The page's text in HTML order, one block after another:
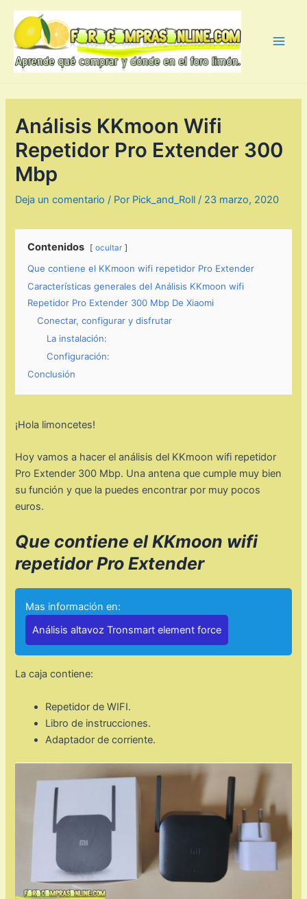
contenido
Análisis KKmoon Wifi
Repetidor Pro Extender 300
Mbp
Deja un comentario / Por Pick_and_Roll / 23 marzo, 2020
Contenidos ocultar
Que contiene el KKmoon wifi repetidor Pro Extender
Características generales del Análisis KKmoon wifi
Repetidor Pro Extender 300 Mbp De Xiaomi
Conectar, configurar y disfrutar
La instalación:
Configuración:
Conclusión
¡Hola limoncetes!
Hoy vamos a hacer el análisis del KKmoon wifi repetidor
Pro Extender 300 Mbp. Una antena que cumple muy bien
su función y que la puedes encontrar por muy pocos
euros.
Que contiene el KKmoon wifi
repetidor Pro Extender
Mas información en:
Análisis altavoz Tronsmart element force
La caja contiene:
Repetidor de WIFI.
Libro de instrucciones.
Adaptador de corriente.